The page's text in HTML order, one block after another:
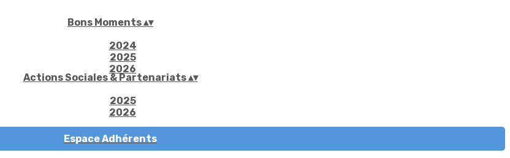
Bons Moments▴▾
2024
2025
2026
Actions Sociales & Partenariats▴▾
2025
2026
Espace Adhérents